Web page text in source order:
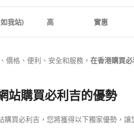
我站) 高 實惠
價格、便利、安全和服務， 在香港購買
站購買必利吉的優勢
購買必利吉，您將獲得以下獨家優勢，讓